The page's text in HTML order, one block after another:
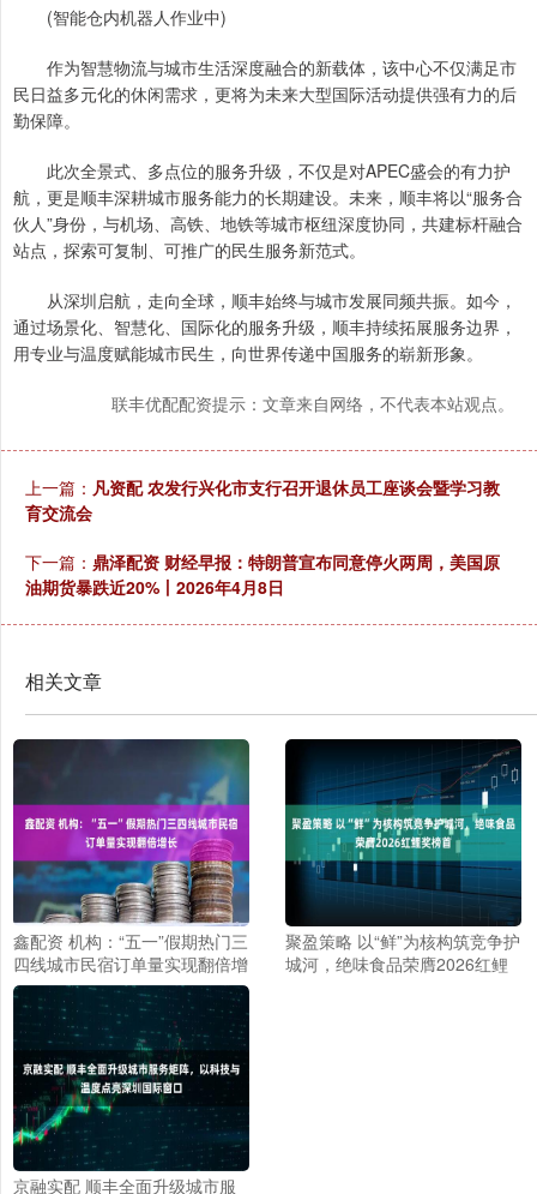
(智能仓内机器人作业中)
作为智慧物流与城市生活深度融合的新载体，该中心不仅满足市
民日益多元化的休闲需求，更将为未来大型国际活动提供强有力的后
勤保障。
此次全景式、多点位的服务升级，不仅是对APEC盛会的有力护
航，更是顺丰深耕城市服务能力的长期建设。未来，顺丰将以“服务合
伙人”身份，与机场、高铁、地铁等城市枢纽深度协同，共建标杆融合
站点，探索可复制、可推广的民生服务新范式。
从深圳启航，走向全球，顺丰始终与城市发展同频共振。如今，
通过场景化、智慧化、国际化的服务升级，顺丰持续拓展服务边界，
用专业与温度赋能城市民生，向世界传递中国服务的崭新形象。
联丰优配配资提示：文章来自网络，不代表本站观点。
上一篇： 凡资配 农发行兴化市支行召开退休员工座谈会暨学习教
育交流会
下一篇： 鼎泽配资 财经早报：特朗普宣布同意停火两周，美国原
油期货暴跌近20%丨2026年4月8日
相关文章
鑫配资 机构：“五一”假期热门三
四线城市民宿订单量实现翻倍增
长
聚盈策略 以“鲜”为核构筑竞争护
城河，绝味食品荣膺2026红鲤
京融实配 顺丰全面升级城市服